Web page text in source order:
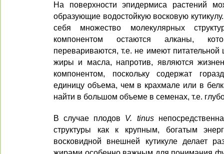
На поверхности эпидермиса растений
образующие водостойкую восковую
себя множество молекулярных
компонентом остаются алканы,
перевариваются, т.е. не имеют питательной
жиры и масла, напротив, являются
компонентом, поскольку содержат
единицу объема, чем в крахмале или в
найти в большом объеме в семенах, т.е.
В случае плодов V. tinus
структуры как к крупным, богатым
восковидной внешней кутикуле делает